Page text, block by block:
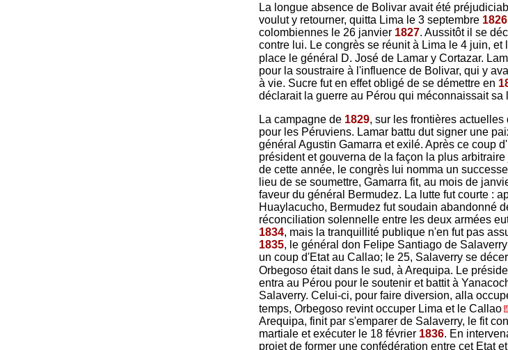
La longue absence de Bolivar avait été
voulut y retourner, quitta Lima le 3 septembre 1826
colombiennes le 26 janvier 1827. Aussitôt il se
contre lui. Le congrès se réunit à Lima le 4 juin, et
place le général D. José de Lamar y Cortazar.
pour la soustraire à l'influence de Bolivar, qui y
à vie. Sucre fut en effet obligé de se démettre en
déclarait la guerre au Pérou qui méconnaissait sa
La campagne de 1829, sur les frontières
pour les Péruviens. Lamar battu dut signer une
général Agustin Gamarra et exilé. Après ce coup
président et gouverna de la façon la plus arbitraire
de cette année, le congrès lui nomma un
lieu de se soumettre, Gamarra fit, au mois de
faveur du général Bermudez. La lutte fut courte :
Huaylacucho, Bermudez fut soudain abandonné
réconciliation solennelle entre les deux armées
1834, mais la tranquillité publique n'en fut pas
1835, le général don Felipe Santiago de
un coup d'Etat au Callao; le 25, Salaverry se
Orbegoso était dans le sud, à Arequipa. Le
entra au Pérou pour le soutenir et battit à
Salaverry. Celui-ci, pour faire diversion, alla
temps, Orbegoso revint occuper Lima et le Callao
Arequipa, finit par s'emparer de Salaverry, le fit
martiale et exécuter le 18 février 1836. En
projet de former une confédération entre cet Etat